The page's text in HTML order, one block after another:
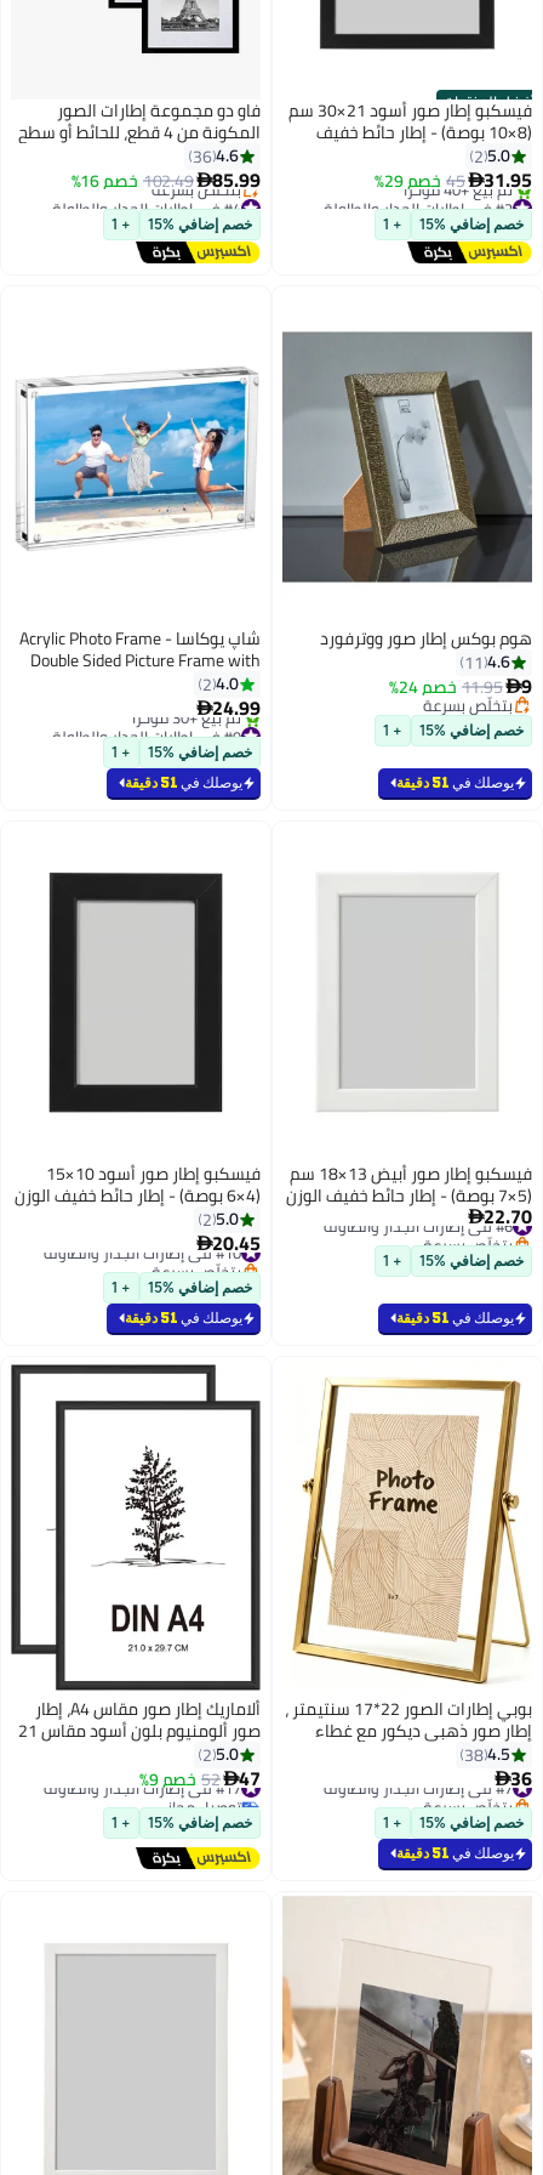
أفضل المنتجات فيسكبو إطار صور أسود 21×30 سم
(8×10 بوصة) - إطار حائط خفيف
الوزن بواجهة بلاستيكية مقاومة
للكسر، عرض أفقي وعمودي، إطار
صور عصري بسيط للمنزل والمكتب
وغرفة الأطفال
5.0
2
31.95
45 خصم 29%
#2 في إطارات الجدار والطاولة
توصيل مجاني
تم بيع +40 مؤخرًا
#2 في إطارات الجدار والطاولة
خصم إضافي %15 + 1
فاو دو مجموعة إطارات الصور
المكونة من 4 قطع، للحائط أو سطح
الطاولة مع إطار عرض حائطي، إطار
صورة لسطح المكتب
4.6
36
85.99
102.49خصم 16%
#4 في إطارات الجدار والطاولة
توصيل مجاني
بتخلّص بسرعة
#4 في إطارات الجدار والطاولة
خصم إضافي %15 + 1
هوم بوكس إطار صور ووترفورد
4.6
11
9
11.95خصم 24%
بتخلّص بسرعة
بتخلّص بسرعة
خصم إضافي %15 + 1
يوصلك في 51 دقيقة
شاپ یوکاسا Acrylic Photo Frame -
Double Sided Picture Frame with
Magnetic, Clear Frameless
Desktop Photo Block
4.0
2
24.99
#9 في إطارات الجدار والطاولة
بتخلّص بسرعة
تم بيع +30 مؤخرًا
#9 في إطارات الجدار والطاولة
خصم إضافي %15 + 1
يوصلك في 51 دقيقة
فيسكبو إطار صور أبيض 13×18 سم
(5×7 بوصة) - إطار حائط خفيف الوزن
بواجهة بلاستيكية مقاومة للكسر،
عرض أفقي وعمودي، إطار صور
عصري بسيط للمنزل والمكتب
وغرفة الأطفال
22.70
#6 في إطارات الجدار والطاولة
بتخلّص بسرعة
#6 في إطارات الجدار والطاولة
خصم إضافي %15 + 1
يوصلك في 51 دقيقة
فيسكبو إطار صور أسود 10×15
(4×6 بوصة) - إطار حائط خفيف الوزن
بواجهة بلاستيكية مقاومة للكسر،
عرض أفقي وعمودي، إطار صور
عصري بسيط للمنزل والمكتب
وغرفة الأطفال
5.0
2
20.45
#10 في إطارات الجدار والطاولة
بتخلّص بسرعة
#10 في إطارات الجدار والطاولة
خصم إضافي %15 + 1
يوصلك في 51 دقيقة
بوبي إطارات الصور 22*17 سنتيمتر ،
إطار صور ذهبي ديكور مع غطاء
زجاجي عالي الوضوح زجاج مكتب
عرض الصور
4.5
38
36#7 في إطارات الجدار والطاولة
بتخلّص بسرعة
#7 في إطارات الجدار والطاولة
خصم إضافي %15 + 1
يوصلك في 51 دقيقة
ألاماريك إطار صور مقاس A4، إطار
صور ألومنيوم بلون أسود مقاس 21
× 30 سم، إطار شهادات للتعليق
على الحائط أو للعرض على الطاولة،
مجموعة من قطعتين
5.0
2
47
52 خصم 9% #17 في إطارات الجدار والطاولة
توصيل مجاني
#17 في إطارات الجدار والطاولة
خصم إضافي %15 + 1